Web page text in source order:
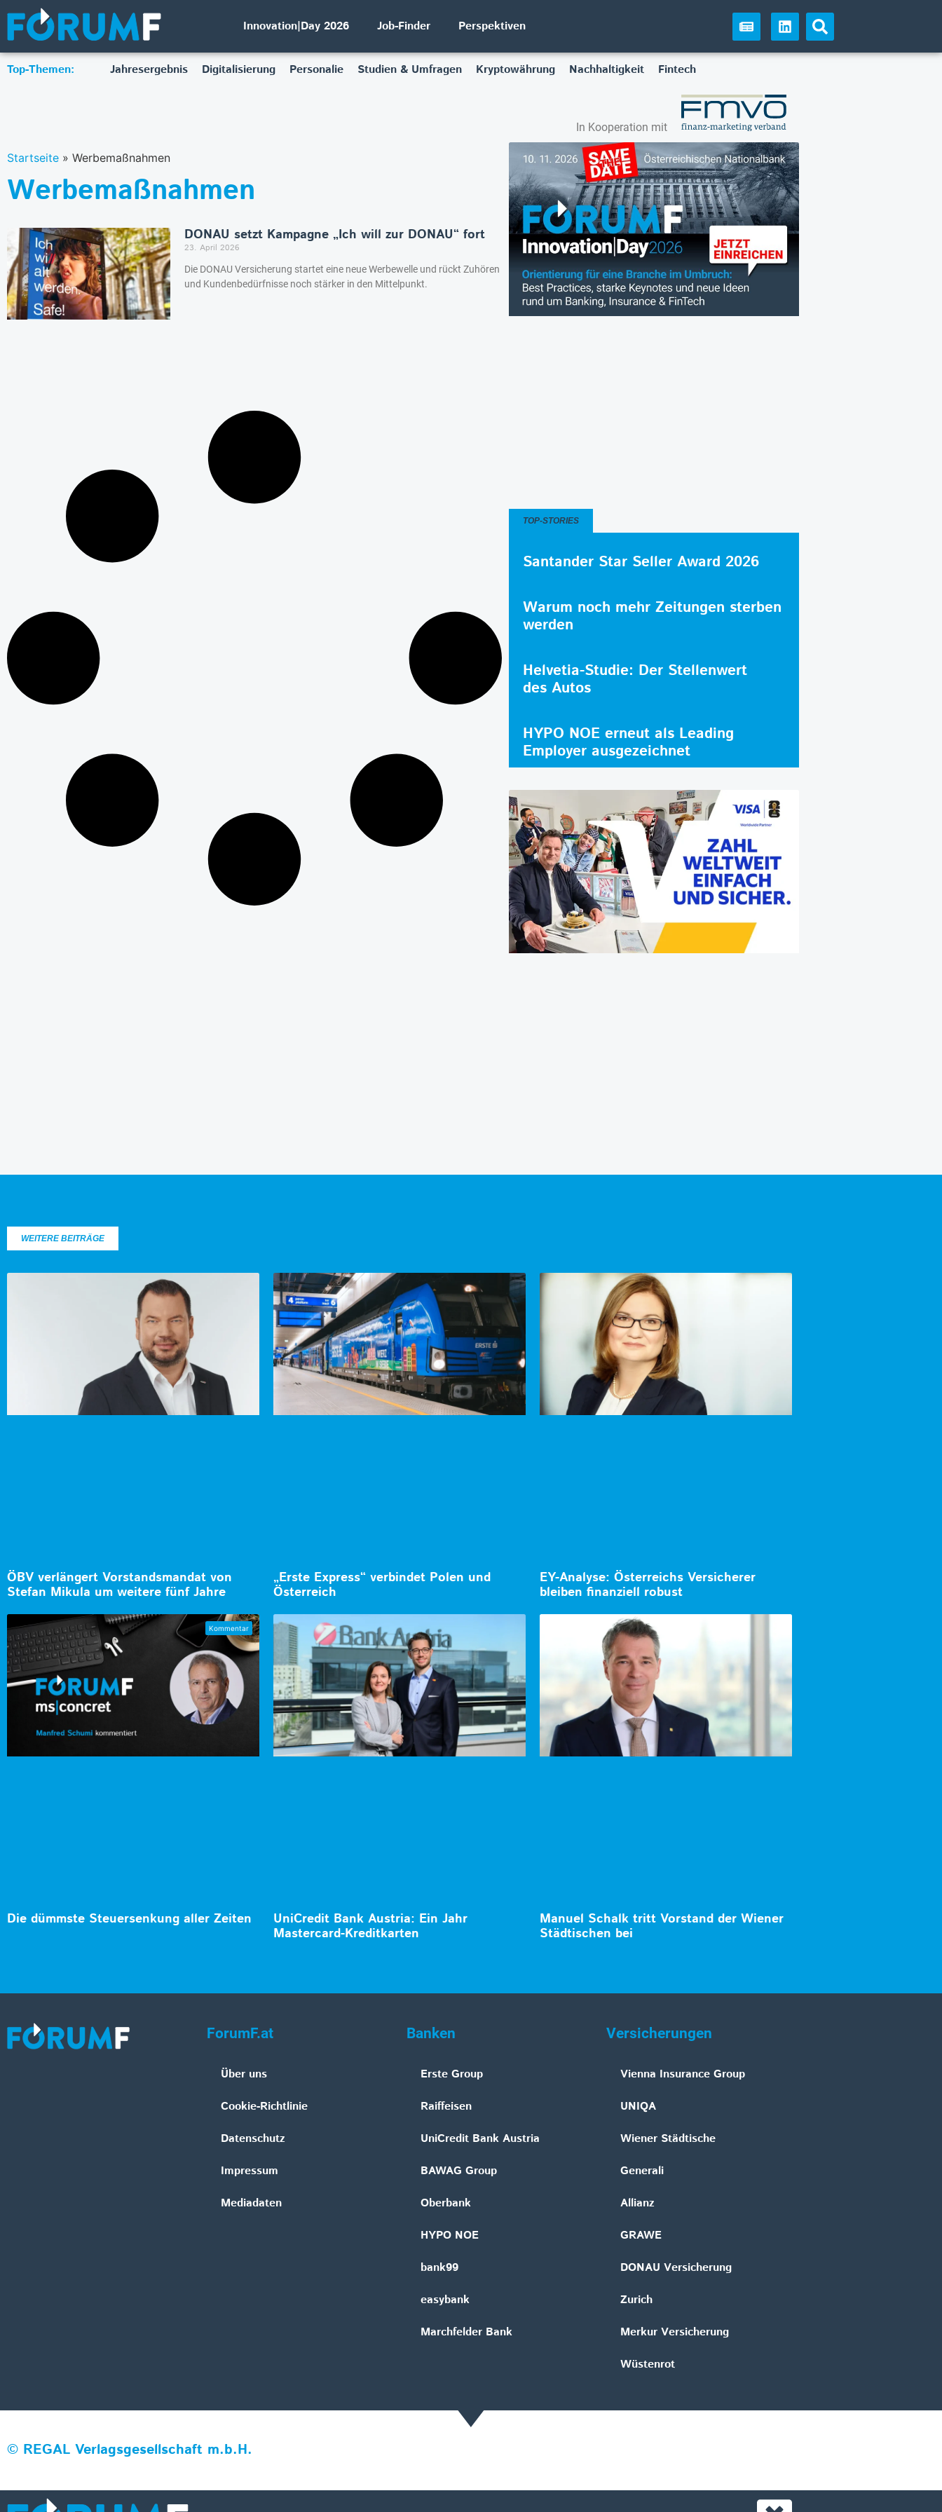
Innovation|Day 2026 Job-Finder Perspektiven
Top-Themen: Jahresergebnis Digitalisierung Personalie Studien & Umfragen Kryptowährung Nachhaltigkeit Fintech
In Kooperation mit
Startseite » Werbemaßnahmen
Werbemaßnahmen
DONAU setzt Kampagne „Ich will zur DONAU“ fort
23. April 2026
Die DONAU Versicherung startet eine neue Werbewelle und rückt Zuhören
und Kundenbedürfnisse noch stärker in den Mittelpunkt.
TOP-STORIES
Santander Star Seller Award 2026
Warum noch mehr Zeitungen sterben
werden
Helvetia-Studie: Der Stellenwert
des Autos
HYPO NOE erneut als Leading
Employer ausgezeichnet
WEITERE BEITRÄGE
ÖBV verlängert Vorstandsmandat von
Stefan Mikula um weitere fünf Jahre
„Erste Express“ verbindet Polen und
Österreich
EY-Analyse: Österreichs Versicherer
bleiben finanziell robust
Die dümmste Steuersenkung aller Zeiten
UniCredit Bank Austria: Ein Jahr
Mastercard-Kreditkarten
Manuel Schalk tritt Vorstand der Wiener
Städtischen bei
ForumF.at
Über uns
Cookie-Richtlinie
Datenschutz
Impressum
Mediadaten
Banken
Erste Group
Raiffeisen
UniCredit Bank Austria
BAWAG Group
Oberbank
HYPO NOE
bank99
easybank
Marchfelder Bank
Versicherungen
Vienna Insurance Group
UNIQA
Wiener Städtische
Generali
Allianz
GRAWE
DONAU Versicherung
Zurich
Merkur Versicherung
Wüstenrot
© REGAL Verlagsgesellschaft m.b.H.